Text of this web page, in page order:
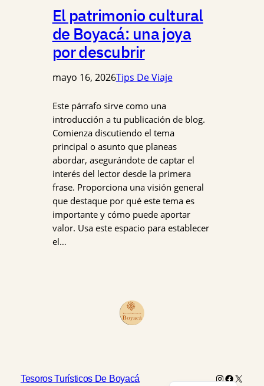
El patrimonio cultural
de Boyacá: una joya
por descubrir
mayo 16, 2026Tips De Viaje
Este párrafo sirve como una
introducción a tu publicación de blog.
Comienza discutiendo el tema
principal o asunto que planeas
abordar, asegurándote de captar el
interés del lector desde la primera
frase. Proporciona una visión general
que destaque por qué este tema es
importante y cómo puede aportar
valor. Usa este espacio para establecer
el…
Tesoros Turísticos De Boyacá Instagram
X
English